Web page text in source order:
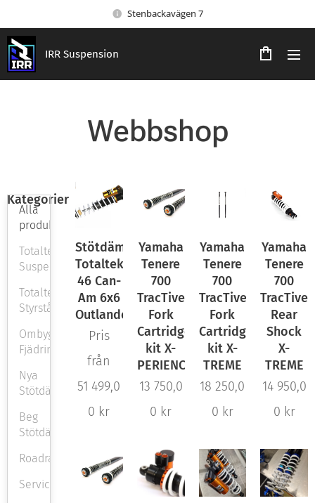
Stenbackavägen 7
IRR Suspension
Webbshop
Kategorier
Alla
produkter
Totaltek
Suspension
Totaltek
Styrstål
Ombyggnadspaket
Fjädring
Nya
Stötdämpare
Beg
Stötdämpare
Roadracing
Servicedelar
Stötdämparpaket
Totaltek
46 Can-
Am 6x6
Outlander
Pris
från
51 499,0
0 kr
Yamaha
Tenere
700
TracTive
Fork
Cartridge
kit X-
PERIENCE
13 750,0
0 kr
Yamaha
Tenere
700
TracTive
Fork
Cartridge
kit X-
TREME
18 250,0
0 kr
Yamaha
Tenere
700
TracTive
Rear
Shock
X-
TREME
14 950,0
0 kr